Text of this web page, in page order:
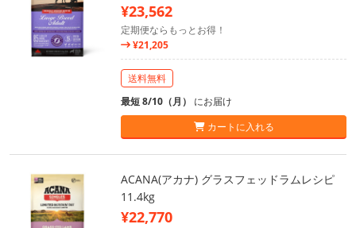
¥23,562
定期便ならもっとお得！
¥21,205
送料無料
最短 8/10（月） にお届け
カートに入れる
ACANA(アカナ) グラスフェッドラムレシピ
11.4kg
¥22,770